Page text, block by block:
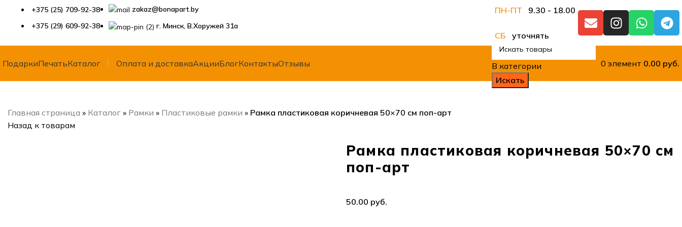
+375 (25) 709-92-38
+375 (29) 609-92-38
zakaz@bonapart.by
г. Минск, В.Хоружей 31а
ПН-ПТ 9.30 - 18.00
СБ уточнять
ПодаркиПечатьКаталог Оплата и доставкаАкцииБлогКонтактыОтзывы
В категории
Искать
0 элемент 0.00 руб.
Главная страница » Каталог » Рамки » Пластиковые рамки » Рамка пластиковая коричневая 50×70 см поп-арт
Назад к товарам
Рамка пластиковая коричневая 50×70 см
поп-арт
руб.